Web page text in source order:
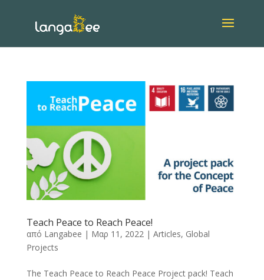
Teach Peace to Reach Peace!
από Langabee | Μαρ 11, 2022 | Articles, Global
Projects
The Teach Peace to Reach Peace Project pack! Teach